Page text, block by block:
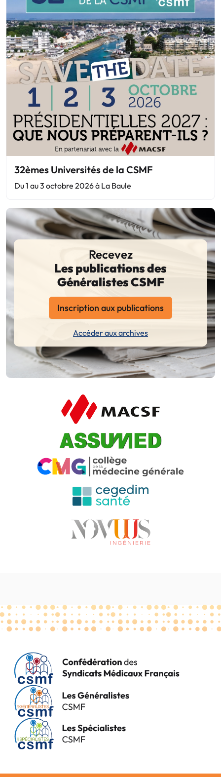
32èmes Universités de la CSMF
Du 1 au 3 octobre 2026 à La Baule
Recevez
Les publications des
Généralistes CSMF
Inscription aux publications
Accéder aux archives